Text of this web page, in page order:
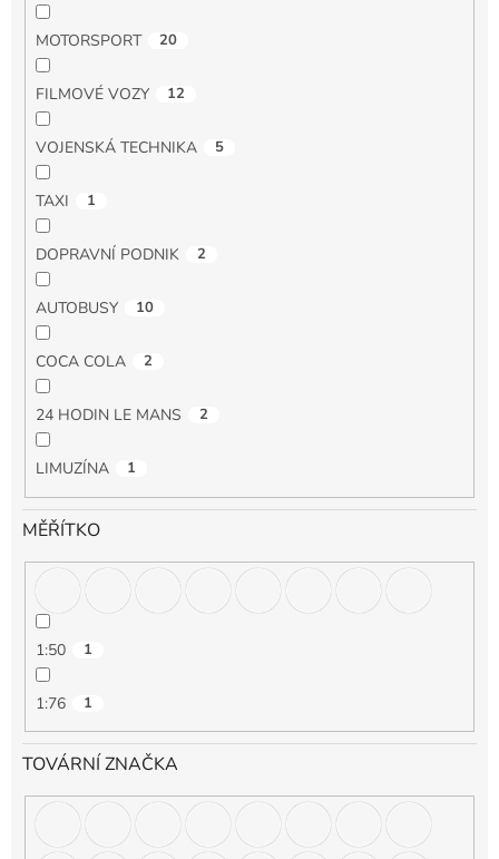
MOTORSPORT 20
FILMOVÉ VOZY 12
VOJENSKÁ TECHNIKA 5
TAXI 1
DOPRAVNÍ PODNIK 2
AUTOBUSY 10
COCA COLA 2
24 HODIN LE MANS 2
LIMUZÍNA 1
MĚŘÍTKO
1:50 1
1:76 1
TOVÁRNÍ ZNAČKA